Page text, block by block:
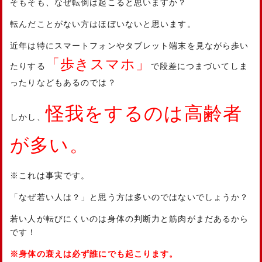
そもそも、なぜ転倒は起こると思いますか？
転んだことがない方はほぼいないと思います。
近年は特にスマートフォンやタブレット端末を見ながら歩い
たりする 「歩きスマホ」
で段差につまづいてしま
ったりなどもあるのでは？
しかし、怪我をするのは高齢者
が多い。
※これは事実です。
「なぜ若い人は？」と思う方は多いのではないでしょうか？
若い人が転びにくいのは身体の判断力と筋肉がまだあるから
です！
※身体の衰えは必ず誰にでも起こります。